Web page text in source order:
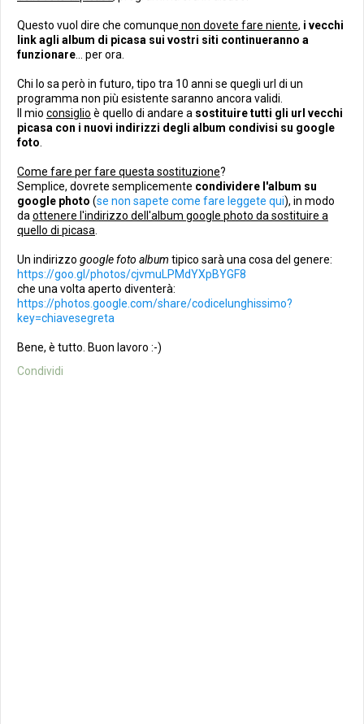
Questo vuol dire che comunque non dovete fare niente, i vecchi
link agli album di picasa sui vostri siti continueranno a
funzionare ... per ora.
Chi lo sa però in futuro, tipo tra 10 anni se quegli url di un
programma non più esistente saranno ancora validi.
Il mio consiglio è quello di andare a sostituire tutti gli url vecchi
picasa con i nuovi indirizzi degli album condivisi su google
foto
Come fare per fare questa sostituzione?
Semplice, dovrete semplicemente condividere l'album su
google photo (se non sapete come fare leggete qui), in modo
da ottenere l'indirizzo dell'album google photo da sostituire a
quello di picasa
Un indirizzo google foto album tipico sarà una cosa del genere:
https://goo.gl/photos/cjvmuLPMdYXpBYGF8
che una volta aperto diventerà:
https://photos.google.com/share/codicelunghissimo?
key=chiavesegreta
Bene, è tutto. Buon lavoro :-)
Condividi